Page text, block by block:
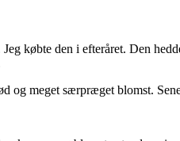
købte den i efteråret. Den
og meget særpræget blomst.